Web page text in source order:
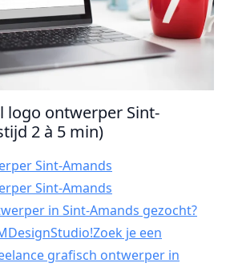
logo ontwerper Sint-
2 à 5 min)
Sint-Amands
Sint-Amands
in Sint-Amands gezocht?
je een
grafisch ontwerper in